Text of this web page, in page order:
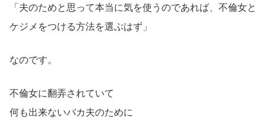
「夫のためと思って本当に気を使うのであれば、不倫女と
ケジメをつける方法を選ぶはず」
なのです。
不倫女に翻弄されていて
何も出来ないバカ夫のために